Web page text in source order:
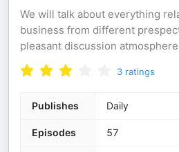
We will talk about everything
business from different
pleasant discussion
3 ratings
Publishes Daily
Episodes 57